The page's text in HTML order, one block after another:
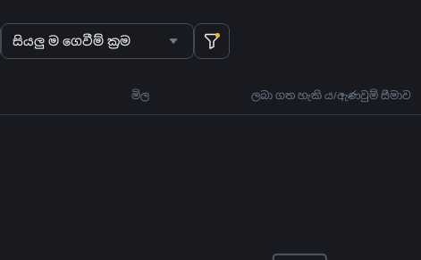
සියලු ම ගෙවීම් ක්‍රම
මිල ලබා ගත හැකි ය/ඇණවුම් සීමාව